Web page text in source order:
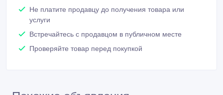
Не платите продавцу до получения товара или
услуги
Встречайтесь с продавцом в публичном месте
Проверяйте товар перед покупкой